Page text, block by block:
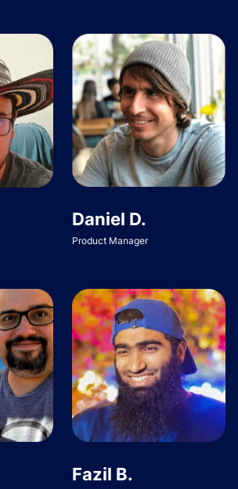
Daniel D.
Product Manager
Fazil B.